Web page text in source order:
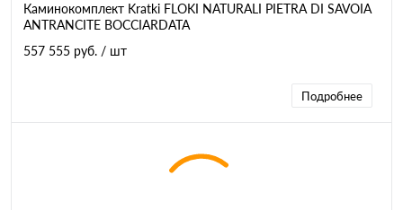
Каминокомплект Kratki FLOKI NATURALI PIETRA DI SAVOIA
ANTRANCITE BOCCIARDATA
557 555 руб. / шт
Подробнее